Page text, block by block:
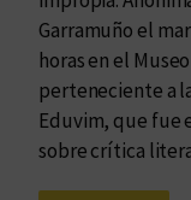
a
l
y
e
d
Garramuño el
horas en el
perteneciente a
Eduvim, que fue
sobre crítica